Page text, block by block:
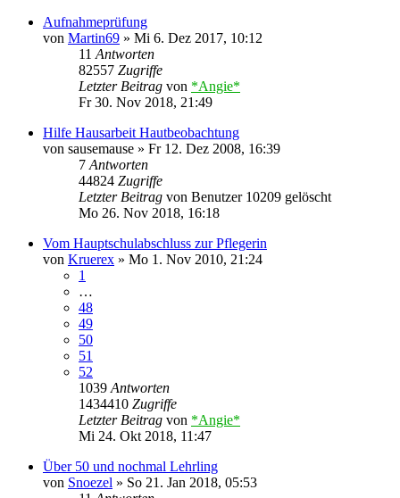
Aufnahmeprüfung
von Martin69 » Mi 6. Dez 2017, 10:12
11 Antworten
82557 Zugriffe
Letzter Beitrag von *Angie*
Fr 30. Nov 2018, 21:49
Hilfe Hausarbeit Hautbeobachtung
von sausemause » Fr 12. Dez 2008, 16:39
7 Antworten
44824 Zugriffe
Letzter Beitrag von Benutzer 10209 gelöscht
Mo 26. Nov 2018, 16:18
Vom Hauptschulabschluss zur Pflegerin
von Kruerex » Mo 1. Nov 2010, 21:24
1
…
48
49
50
51
52
1039 Antworten
1434410 Zugriffe
Letzter Beitrag von *Angie*
Mi 24. Okt 2018, 11:47
Über 50 und nochmal Lehrling
von Snoezel » So 21. Jan 2018, 05:53